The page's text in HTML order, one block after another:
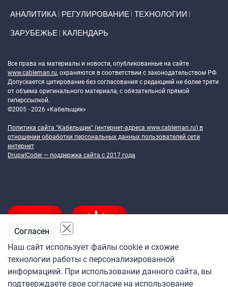
АНАЛИТИКА РЕГУЛИРОВАНИЕ ТЕХНОЛОГИИ
ЗАРУБЕЖЬЕ КАЛЕНДАРЬ
Все права на материалы и новости, опубликованные на сайте
www.cableman.ru, охраняются в соответствии с законодательством РФ.
Допускается цитирование без согласования с редакцией не более трети
от объема оригинального материала, с обязательной прямой
гиперссылкой.
©2005 - 2026 «Кабельщик»
Политика сайта "Кабельщик" (интернет-адреса www.cableman.ru) в
отношении обработки персональных данных пользователей сети
интернет
DrupalCoder — поддержка сайта c 2017 года
Подпишитесь
на ежедневную рассылку
Наш сайт использует файлы cookie и схожие
технологии работы с персонализированной
информацией. При использовании данного сайта, вы
подтверждаете свое согласие на использование
Согласен